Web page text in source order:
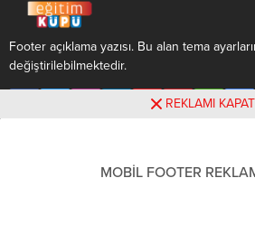
Footer açıklama yazısı. Bu alan tema
değiştirilebilmektedir.
REKLAMI KAPAT
MOBİL FOOTER